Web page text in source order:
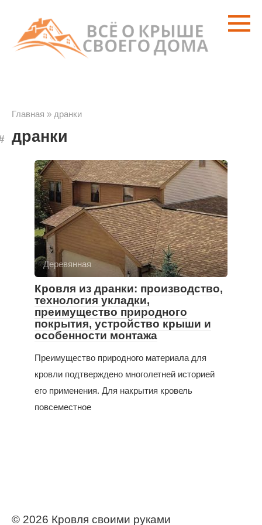
контенту
Главная » дранки
дранки
Деревянная
Кровля из дранки: производство,
технология укладки,
преимущество природного
покрытия, устройство крыши и
особенности монтажа
Преимущество природного материала для
кровли подтверждено многолетней историей
его применения. Для накрытия кровель
повсеместное
© 2026 Кровля своими руками